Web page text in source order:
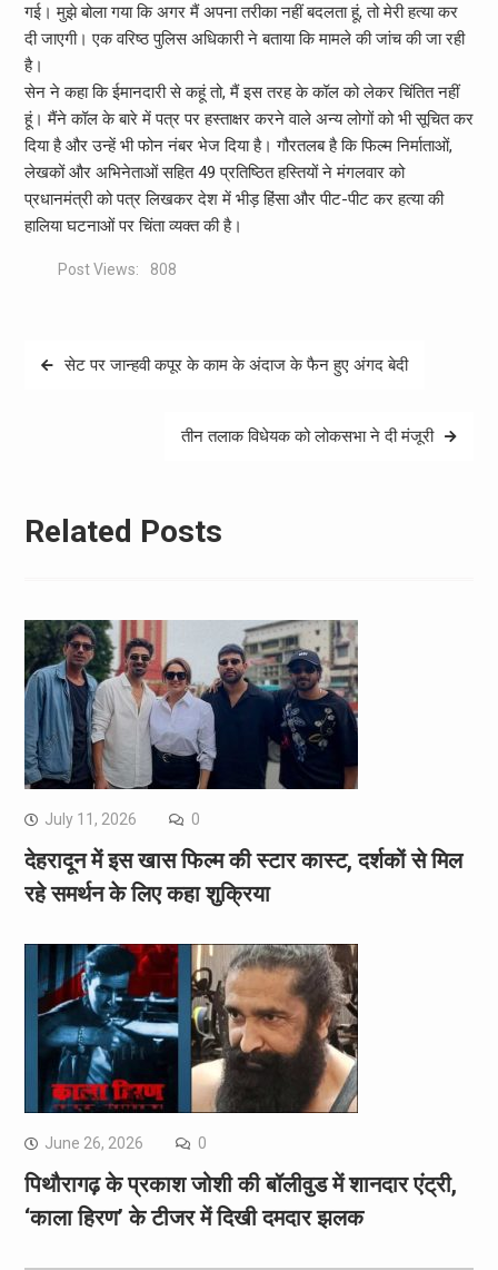
गई। मुझे बोला गया कि अगर मैं अपना तरीका नहीं बदलता हूं, तो मेरी हत्या कर
दी जाएगी। एक वरिष्ठ पुलिस अधिकारी ने बताया कि मामले की जांच की जा रही
है।
सेन ने कहा कि ईमानदारी से कहूं तो, मैं इस तरह के कॉल को लेकर चिंतित नहीं
हूं। मैंने कॉल के बारे में पत्र पर हस्ताक्षर करने वाले अन्य लोगों को भी सूचित कर
दिया है और उन्हें भी फोन नंबर भेज दिया है। गौरतलब है कि फिल्म निर्माताओं,
लेखकों और अभिनेताओं सहित 49 प्रतिष्ठित हस्तियों ने मंगलवार को
प्रधानमंत्री को पत्र लिखकर देश में भीड़ हिंसा और पीट-पीट कर हत्या की
हालिया घटनाओं पर चिंता व्यक्त की है।
Post Views: 808
Postसेट पर जान्हवी कपूर के काम के अंदाज के फैन हुए अंगद बेदी
तीन तलाक विधेयक को लोकसभा ने दी मंजूरी
Related Posts
July 11, 2026 0
देहरादून में इस खास फिल्म की स्टार कास्ट, दर्शकों से मिल
रहे समर्थन के लिए कहा शुक्रिया
June 26, 2026 0
पिथौरागढ़ के प्रकाश जोशी की बॉलीवुड में शानदार एंट्री,
‘काला हिरण’ के टीजर में दिखी दमदार झलक